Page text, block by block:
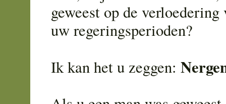
geweest op de
uw regeringsperioden?
Ik kan het u zeggen: